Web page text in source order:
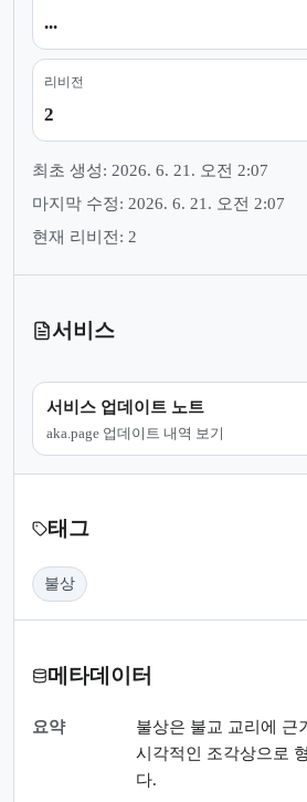
...
리비전
2
최초 생성: 2026. 6. 21. 오전 2:07
마지막 수정: 2026. 6. 21. 오전 2:07
현재 리비전: 2
서비스
서비스 업데이트 노트
aka.page 업데이트 내역 보기
태그
불상
메타데이터
요약
불상은 불교 교리에 근
시각적인 조각상으로
다.